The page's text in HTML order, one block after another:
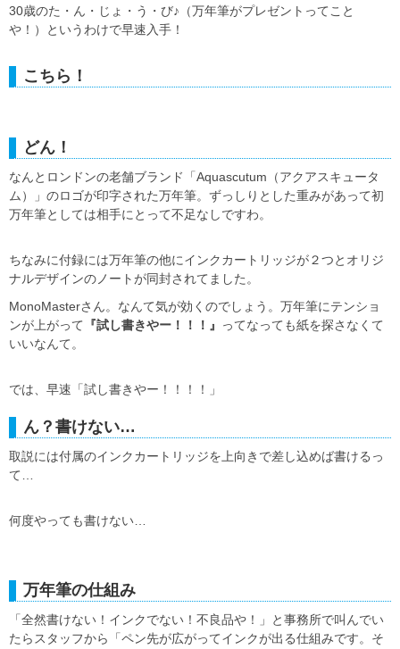
30歳のた・ん・じょ・う・び♪（万年筆がプレゼントってこと
や！）というわけで早速入手！
こちら！
どん！
なんとロンドンの老舗ブランド「Aquascutum（アクアスキュータ
ム）」のロゴが印字された万年筆。ずっしりとした重みがあって初
万年筆としては相手にとって不足なしですわ。
ちなみに付録には万年筆の他にインクカートリッジが２つとオリジ
ナルデザインのノートが同封されてました。
MonoMasterさん。なんて気が効くのでしょう。万年筆にテンショ
ンが上がって
『試し書きやー！！！』
ってなっても紙を探さなくて
いいなんて。
では、早速「試し書きやー！！！！」
ん？書けない…
取説には付属のインクカートリッジを上向きで差し込めば書けるっ
て…
何度やっても書けない…
万年筆の仕組み
「全然書けない！インクでない！不良品や！」と事務所で叫んでい
たらスタッフから「ペン先が広がってインクが出る仕組みです。そ